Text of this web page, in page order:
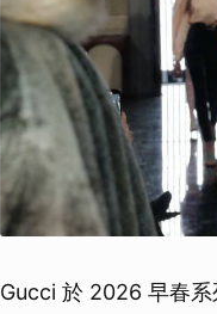
Gucci 於 2026 早春